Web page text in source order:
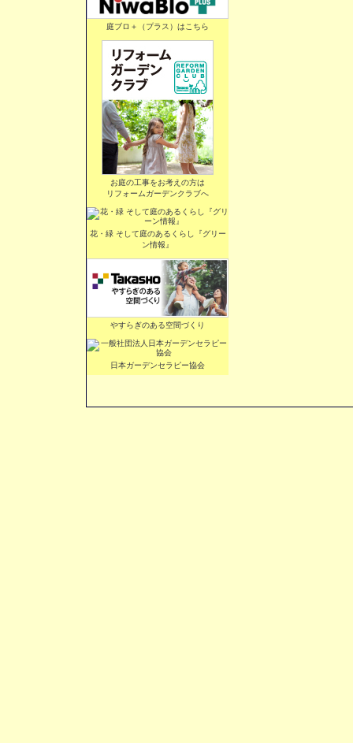
庭ブロ＋（プラス）はこちら
お庭の工事をお考えの方は
リフォームガーデンクラブへ
花・緑 そして庭のあるくらし『グリー
ン情報』
やすらぎのある空間づくり
日本ガーデンセラピー協会